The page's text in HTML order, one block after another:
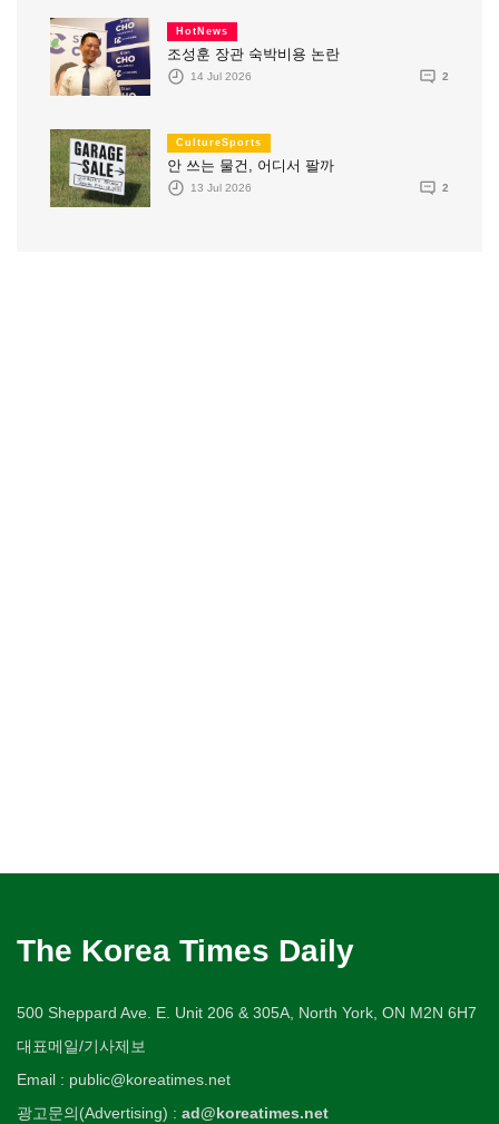
HotNews
조성훈 장관 숙박비용 논란
14 Jul 2026 2
CultureSports
안 쓰는 물건, 어디서 팔까
13 Jul 2026 2
The Korea Times Daily
500 Sheppard Ave. E. Unit 206 & 305A, North York, ON M2N 6H7
대표메일/기사제보
Email : public@koreatimes.net
광고문의(Advertising) : ad@koreatimes.net